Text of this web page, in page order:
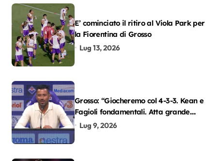
E’ cominciato il ritiro al Viola Park per
la Fiorentina di Grosso
Lug 13, 2026
Grosso: “Giocheremo col 4-3-3. Kean e
Fagioli fondamentali. Atta grande
colpo”
Lug 9, 2026